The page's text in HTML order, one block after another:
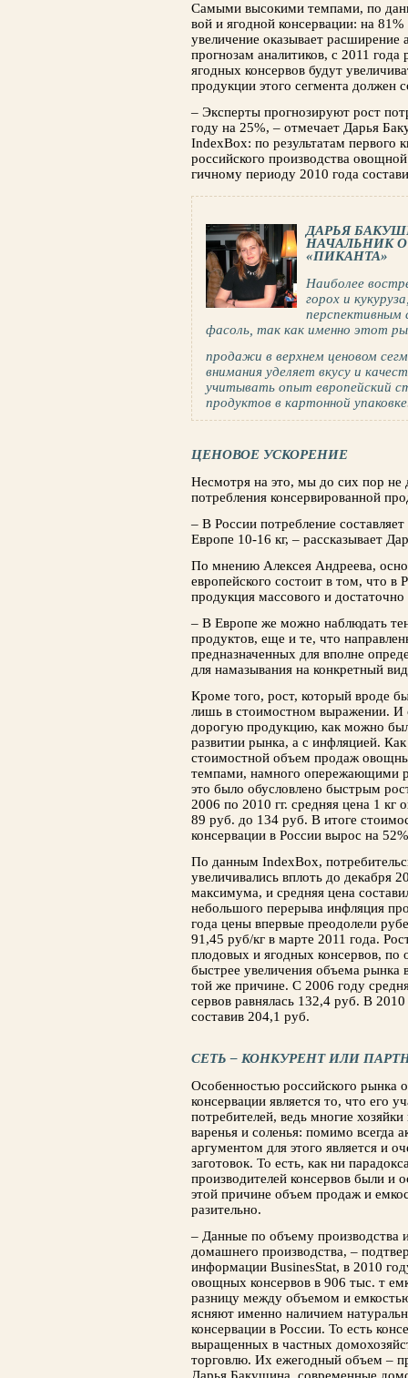
Самыми высокими темпами, по
вой и ягодной консервации: на
увеличение оказывает расширение
прогнозам ана­литиков, с 2011
ягодных консервов будут
продукции этого сегмента дол­жен
– Эксперты прогнозируют рост
году на 25%, – отмечает Дарья
IndexBox: по результатам первого
российского производства
гичному периоду 2010 года
ДАРЬЯ
НАЧАЛЬНИК
«ПИКАНТА»
Наиболее
горох и
перспективным
фасоль, так как именно этот
продажи в верхнем ценовом
внимания уделяет вкусу и
учитывать опыт европейский
продуктов в картонной
ЦЕНОВОЕ УСКОРЕНИЕ
Несмотря на это, мы до сих пор не
потребления консервированной
– В России потребление
Европе 10-16 кг, – рассказывает
По мнению Алексея Андреева,
европейского со­стоит в том, что в
продукция массового и
– В Европе же можно наблюдать
продук­тов, еще и те, что
предназначенных для вполне
для намазывания на кон­кретный
Кроме того, рост, который вроде
лишь в стоимостном выражении. И
до­рогую продукцию, как можно
разви­тии рынка, а с инфляцией.
стоимостной объем продаж
темпами, намного опе­режающими
это было обусловлено бы­стрым
2006 по 2010 гг. средняя цена 1
89 руб. до 134 руб. В итоге
консервации в России вырос на
По данным IndexBox,
увеличи­вались вплоть до декабря
максимума, и средняя цена
небольшого перерыва инфляция
года цены впервые преодолели
91,45 руб/кг в марте 2011 года.
плодовых и ягодных консервов, по
быстрее увеличения объема рынка
той же причине. С 2006 году
сервов равнялась 132,4 руб. В
составив 204,1 руб.
СЕТЬ – КОНКУРЕНТ ИЛИ
Особенностью российского рынка
консервации является то, что его
потребителей, ведь мно­гие
варенья и соленья: помимо всегда
аргументом для этого является и
заготовок. То есть, как ни
производителей консервов были и
этой причине объем продаж и
разительно.
– Данные по объему производства
домаш­него производства, –
информации BusinesStat, в 2010
овощных консервов в 906 тыс. т
разницу между объемом и
ясняют именно наличием
консервации в Рос­сии. То есть
выращенных в частных
торгов­лю. Их ежегодный объем –